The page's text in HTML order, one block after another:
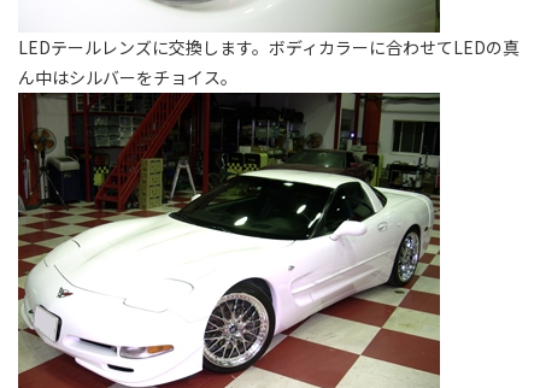
LEDテールレンズに交換します。ボディカラーに合わせてLEDの真
ん中はシルバーをチョイス。